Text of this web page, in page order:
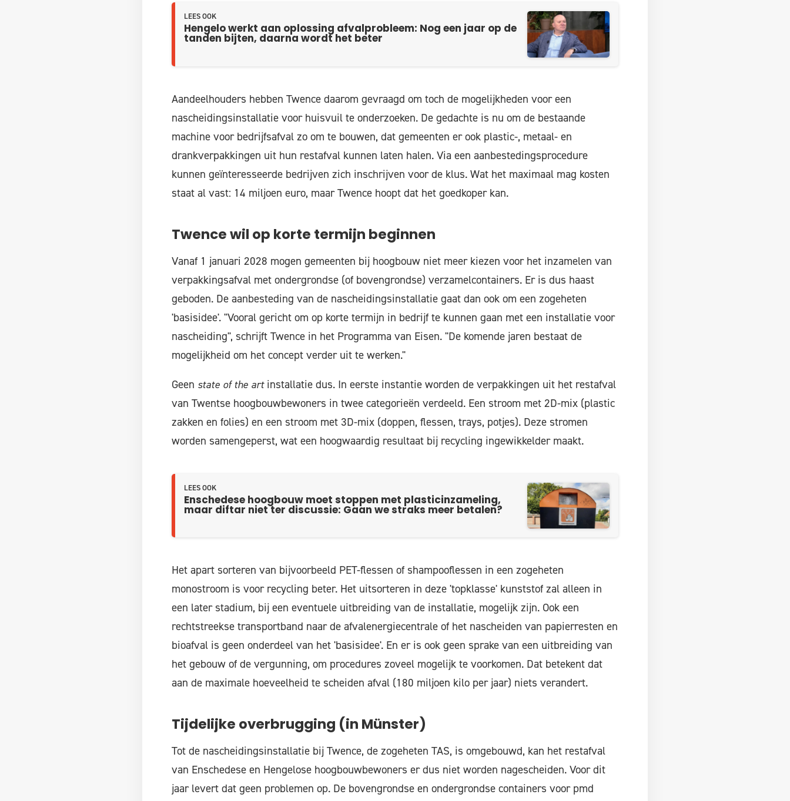
LEES OOK
Hengelo werkt aan oplossing afvalprobleem: Nog een jaar op de
tanden bijten, daarna wordt het beter
Aandeelhouders hebben Twence daarom gevraagd om toch de mogelijkheden voor een
nascheidingsinstallatie voor huisvuil te onderzoeken. De gedachte is nu om de bestaande
machine voor bedrijfsafval zo om te bouwen, dat gemeenten er ook plastic-, metaal- en
drankverpakkingen uit hun restafval kunnen laten halen. Via een aanbestedingsprocedure
kunnen geïnteresseerde bedrijven zich inschrijven voor de klus. Wat het maximaal mag kosten
staat al vast: 14 miljoen euro, maar Twence hoopt dat het goedkoper kan.
Twence wil op korte termijn beginnen
Vanaf 1 januari 2028 mogen gemeenten bij hoogbouw niet meer kiezen voor het inzamelen van
verpakkingsafval met ondergrondse (of bovengrondse) verzamelcontainers. Er is dus haast
geboden. De aanbesteding van de nascheidingsinstallatie gaat dan ook om een zogeheten
'basisidee'. "Vooral gericht om op korte termijn in bedrijf te kunnen gaan met een installatie voor
nascheiding", schrijft Twence in het Programma van Eisen. "De komende jaren bestaat de
mogelijkheid om het concept verder uit te werken."
Geen state of the artinstallatie dus. In eerste instantie worden de verpakkingen uit het restafval
van Twentse hoogbouwbewoners in twee categorieën verdeeld. Een stroom met 2D-mix (plastic
zakken en folies) en een stroom met 3D-mix (doppen, flessen, trays, potjes). Deze stromen
worden samengeperst, wat een hoogwaardig resultaat bij recycling ingewikkelder maakt.
LEES OOK
Enschedese hoogbouw moet stoppen met plasticinzameling,
maar diftar niet ter discussie: Gaan we straks meer betalen?
Het apart sorteren van bijvoorbeeld PET-flessen of shampooflessen in een zogeheten
monostroom is voor recycling beter. Het uitsorteren in deze 'topklasse' kunststof zal alleen in
een later stadium, bij een eventuele uitbreiding van de installatie, mogelijk zijn. Ook een
rechtstreekse transportband naar de afvalenergiecentrale of het nascheiden van papierresten en
bioafval is geen onderdeel van het 'basisidee'. En er is ook geen sprake van een uitbreiding van
het gebouw of de vergunning, om procedures zoveel mogelijk te voorkomen. Dat betekent dat
aan de maximale hoeveelheid te scheiden afval (180 miljoen kilo per jaar) niets verandert.
Tijdelijke overbrugging (in Münster)
Tot de nascheidingsinstallatie bij Twence, de zogeheten TAS, is omgebouwd, kan het restafval
van Enschedese en Hengelose hoogbouwbewoners er dus niet worden nagescheiden. Voor dit
jaar levert dat geen problemen op. De bovengrondse en ondergrondse containers voor pmd